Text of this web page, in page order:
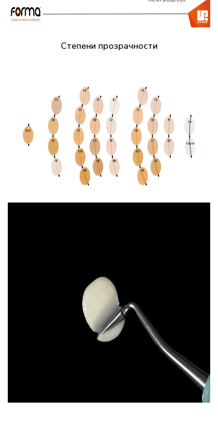
Степени прозрачности